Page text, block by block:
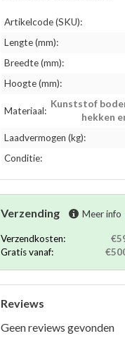
Artikelcode (SKU):
Lengte (mm):
Breedte (mm):
Hoogte (mm):
Materiaal:
Kunststof
hekken
Laadvermogen (kg):
Conditie:
Verzending Meer info
Verzendkosten:
Gratis vanaf:
Reviews
Geen reviews gevonden